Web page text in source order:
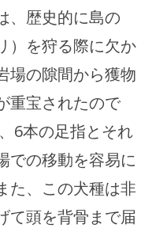
、歴史的に島の
）を狩る際に欠か
場の隙間から獲物
重宝されたので
6本の足指とそれ
での移動を容易に
た、この犬種は非
て頭を背骨まで届